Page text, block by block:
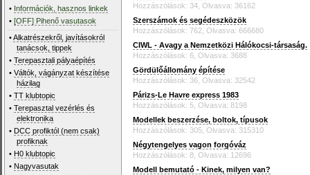
• Információk, hasznos linkek
•[OFF] Pihenő vasutasok
•Alkatrészekről, javításokról
tanácsok, tippek
•Terepasztali pályaépítés
•Váltók, vágányzat készítése
házilag
•TT klubtopic
•Terepasztal vezérlés és
elektronika
• DCC profiktól (nem csak)
profiknak
• H0 klubtopic
• Nagyvasutak
Hozzászólások: 34, Olvasva: 36162
Szerszámok és segédeszközök
Hozzászólások: 762, Olvasva: 666680
CIWL - Avagy a Nemzetközi Hálókocsi-társaság.
Hozzászólások: 6, Olvasva: 3688
Gördülőállomány építése
Hozzászólások: 36, Olvasva: 32542
Párizs-Le Havre express 1983
Hozzászólások: 5, Olvasva: 8198
Modellek beszerzése, boltok, típusok
Hozzászólások: 305, Olvasva: 315310
Négytengelyes vagon forgóváz
Hozzászólások: 8, Olvasva: 12696
Modell bemutató - Kinek, milyen van?